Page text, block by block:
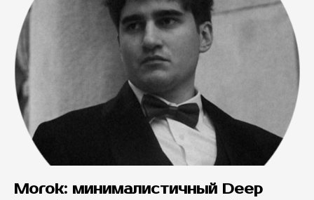
Morok: минималистичный Deep